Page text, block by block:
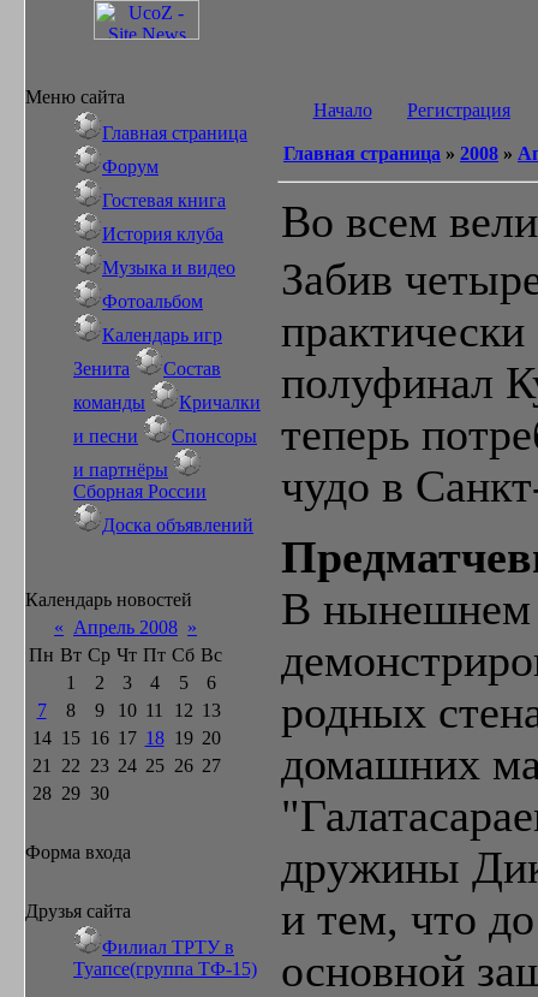
Меню сайта
Главная страница
Форум
Гостевая книга
История клуба
Музыка и видео
Фотоальбом
Календарь игр
Зенита
Состав
команды
Кричалки
и песни
Спонсоры
и партнёры
Сборная России
Доска объявлений
Календарь новостей
« Апрель 2008 »
Пн Вт Ср Чт Пт Сб Вс
1
2 3 4 5
6
7
8 9 10 11 12 13
14 15 16 17 18 19 20
21
22 23 24 25 26 27
28 29 30
Форма входа
Друзья сайта
Филиал ТРТУ в
Туапсе(группа ТФ-15)
Начало Регистрация
Главная страница » 2008 »
Во всем
Забив
полуфинал
теперь
чудо в
В нынешнем
родных
домашних
дружины
и тем, что
основной